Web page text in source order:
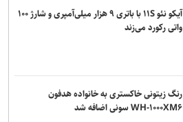
آیکو نئو ۱۱S با باتری ۹ هزار میلی‌آمپری و شارژ ۱۰۰
واتی رکورد می‌زند
رنگ زیتونی خاکستری به خانواده هدفون
WH-۱۰۰۰XM۶ سونی اضافه شد